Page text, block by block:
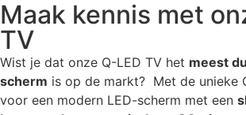
Maak kennis met
TV
Wist je dat onze Q-LED TV het meest
scherm is op de markt? Met de unieke
voor een modern LED-scherm met een